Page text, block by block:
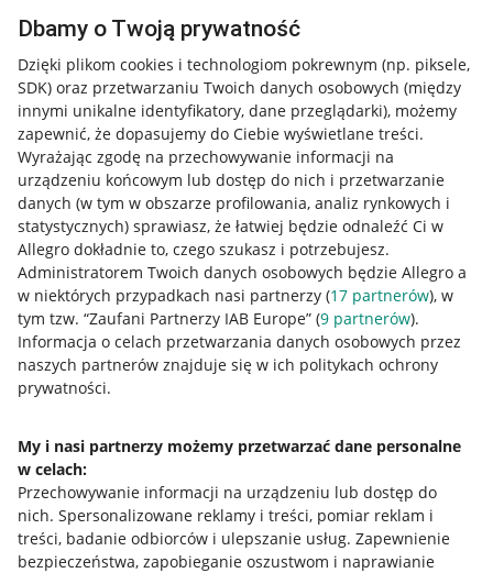
Dbamy o Twoją prywatność
Dzięki plikom cookies i technologiom pokrewnym (np. piksele,
SDK) oraz przetwarzaniu Twoich danych osobowych (między
innymi unikalne identyfikatory, dane przeglądarki), możemy
zapewnić, że dopasujemy do Ciebie wyświetlane treści.
Wyrażając zgodę na przechowywanie informacji na
urządzeniu końcowym lub dostęp do nich i przetwarzanie
danych (w tym w obszarze profilowania, analiz rynkowych i
statystycznych) sprawiasz, że łatwiej będzie odnaleźć Ci w
Allegro dokładnie to, czego szukasz i potrzebujesz.
Administratorem Twoich danych osobowych będzie Allegro a
w niektórych przypadkach nasi partnerzy (17 partnerów), w
tym tzw. “Zaufani Partnerzy IAB Europe” (9 partnerów).
Informacja o celach przetwarzania danych osobowych przez
naszych partnerów znajduje się w ich politykach ochrony
prywatności.
My i nasi partnerzy możemy przetwarzać dane personalne
w celach:
Przechowywanie informacji na urządzeniu lub dostęp do
nich. Spersonalizowane reklamy i treści, pomiar reklam i
treści, badanie odbiorców i ulepszanie usług. Zapewnienie
bezpieczeństwa, zapobieganie oszustwom i naprawianie
Przydatne informacje
Jak to działa
Allegro Gadane dla sprzedających
Allegro Gadane dla kupujących
Mapa miejscowości